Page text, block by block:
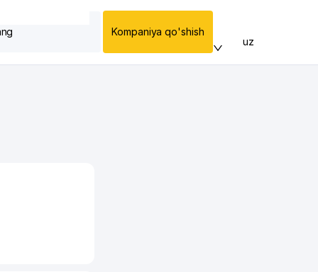
Kompaniya qo'shish
uz